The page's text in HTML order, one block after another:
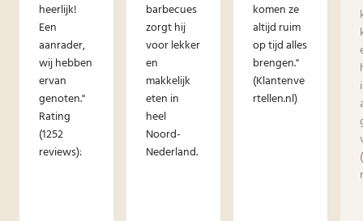
heerlijk!
Een
aanrader,
wij hebben
ervan
genoten."
Rating
(1252
reviews):
barbecues
zorgt hij
voor lekker
en
makkelijk
eten in
heel
Noord-
Nederland.
komen ze
altijd ruim
op tijd alles
brengen."
(Klantenve
rtellen.nl)